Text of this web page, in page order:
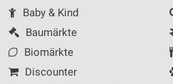
Baby & Kind
Baumärkte
Biomärkte
Discounter